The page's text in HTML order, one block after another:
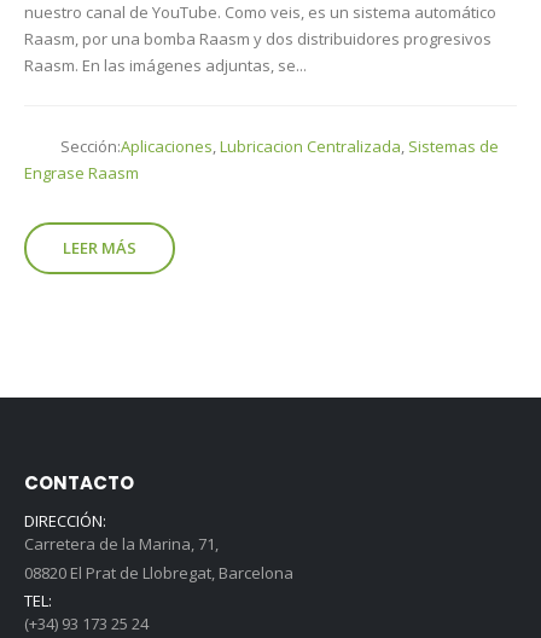
nuestro canal de YouTube. Como veis, es un sistema automático
Raasm, por una bomba Raasm y dos distribuidores progresivos
Raasm. En las imágenes adjuntas, se...
Sección:Aplicaciones,Lubricacion Centralizada, Sistemas de
Engrase Raasm
LEER MÁS
CONTACTO
DIRECCIÓN:
Carretera de la Marina, 71,
08820 El Prat de Llobregat, Barcelona
TEL:
(+34) 93 173 25 24